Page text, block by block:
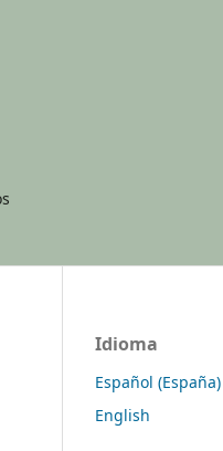
Idioma
Español (España)
English